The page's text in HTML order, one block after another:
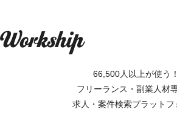
66,500人以上が使う！
フリーランス・副業人材
求人・案件検索プラットフ